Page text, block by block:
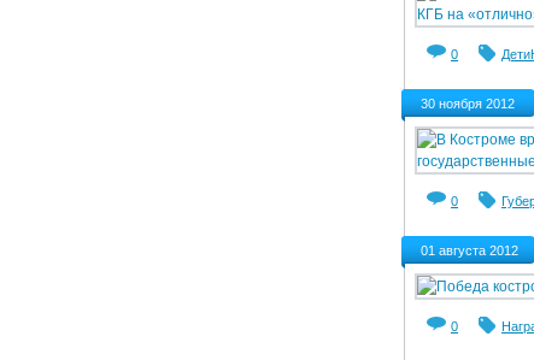
0 Дети
30 ноября 2012
0
01 августа 2012
0